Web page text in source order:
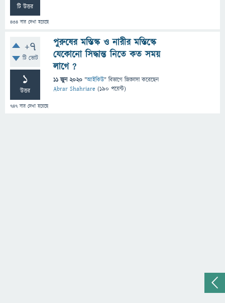
টি উত্তর
434 বার দেখা হয়েছে
+7
টি ভোট
1
উত্তর
747 বার দেখা হয়েছে
পুরুষের মস্তিস্ক ও নারীর মস্তিস্কে
যেকোনো সিদ্ধান্ত নিতে কত সময়
লাগে ?
11 জুন 2020 "আইকিউ" বিভাগে জিজ্ঞাসাকরেছেন
Abrar Shahriare (190 পয়েন্ট)